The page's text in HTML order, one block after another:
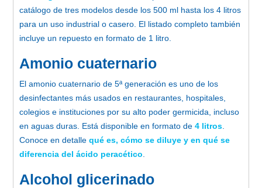
catálogo de tres modelos desde los 500 ml hasta los 4 litros
para un uso industrial o casero. El listado completo también
incluye un repuesto en formato de 1 litro.
Amonio cuaternario
El amonio cuaternario de 5ª generación es uno de los
desinfectantes más usados en restaurantes, hospitales,
colegios e instituciones por su alto poder germicida, incluso
en aguas duras. Está disponible en formato de 4 litros
Conoce en detalle qué es, cómo se diluye y en qué se
diferencia del ácido peracético
Alcohol glicerinado